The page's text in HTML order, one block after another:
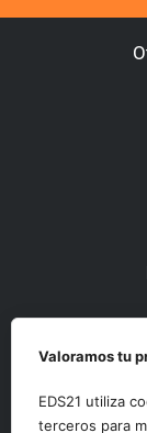
Valoramos tu
EDS21 utiliza
terceros para